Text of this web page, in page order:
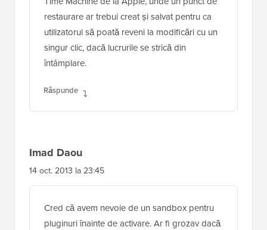
restaurare ar trebui creat și salvat pentru ca
utilizatorul să poată reveni la modificări cu un
singur clic, dacă lucrurile se strică din
întâmplare.
Răspunde
Imad Daou
14 oct. 2013 la 23:45
Cred că avem nevoie de un sandbox pentru
pluginuri înainte de activare. Ar fi grozav dacă